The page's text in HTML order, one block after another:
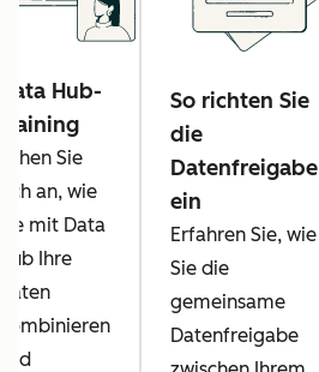
Hub-
Sie
an, wie
mit Data
Ihre
So richten Sie
die
Datenfreigabe
ein
Erfahren Sie, wie
Sie die
gemeinsame
Datenfreigabe